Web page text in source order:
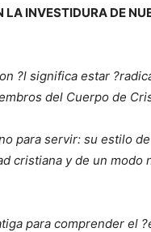
INVESTIDURA DE
?l significa estar
del Cuerpo de
para servir: su estilo
cristiana y de un modo
para comprender el